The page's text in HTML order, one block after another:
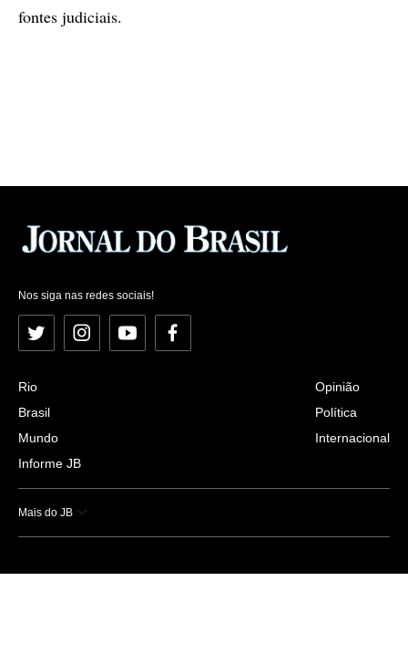
fontes judiciais.
Nos siga nas redes sociais!
Twitter InstagramYouTubeFacebook
Rio
Brasil
Mundo
Informe JB
Opinião
Política
Internacional
Mais do JB
Esportes